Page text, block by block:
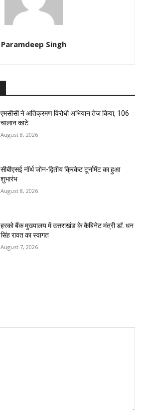
Paramdeep Singh
एमसीसी ने अतिक्रमण विरोधी अभियान तेज किया, 106
चालान काटे
August 8, 2026
सीबीएसई नॉर्थ जोन-द्वितीय क्रिकेट टूर्नामेंट का हुआ
शुभारंभ
August 8, 2026
हरको बैंक मुख्यालय में उत्तराखंड के कैबिनेट मंत्री डॉ. धन
सिंह रावत का स्वागत
August 7, 2026